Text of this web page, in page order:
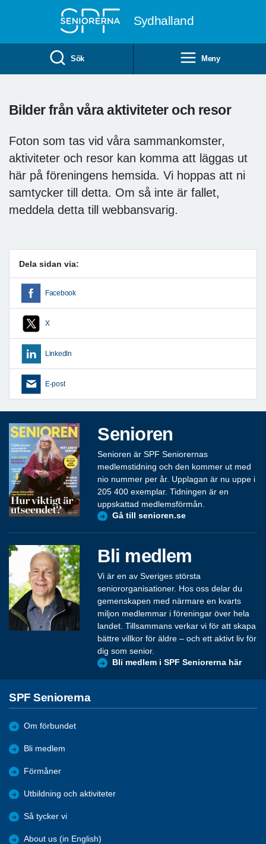
Sydhalland
Sök Meny
Bilder från våra aktiviteter och resor
Foton som tas vid våra sammankomster,
aktiviteter och resor kan komma att läggas ut
här på föreningens hemsida. Vi hoppas att ni
samtycker till detta. Om så inte är fallet,
meddela detta till webbansvarig.
Dela sidan via:
Facebook
X
LinkedIn
E-post
Senioren
Senioren är SPF Seniorernas
medlemstidning och den kommer ut med
nio nummer per år. Upplagan är nu uppe i
205 400 exemplar. Tidningen är en
uppskattad medlemsförmån.
Gå till senioren.se
Bli medlem
Vi är en av Sveriges största
seniororganisationer. Hos oss delar du
gemenskapen med närmare en kvarts
miljon medlemmar i föreningar över hela
landet. Tillsammans verkar vi för att skapa
bättre villkor för äldre – och ett aktivt liv för
dig som senior.
Bli medlem i SPF Seniorerna här
SPF Seniorerna
Om förbundet
Bli medlem
Förmåner
Utbildning och aktiviteter
Så tycker vi
About us (in English)